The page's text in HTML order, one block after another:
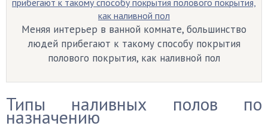
Меняя интерьер в ванной комнате, большинство
людей прибегают к такому способу покрытия
полового покрытия, как наливной пол
Типы наливных полов по
назначению